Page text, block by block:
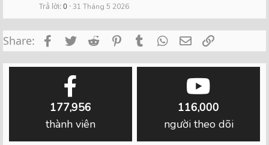
Trả lời 0 31 Tháng 5 2026
Share: FacebookTwitterReddit PinterestTumblrWhatsApp
Email
177,956
thành viên
116,000
người theo dõi